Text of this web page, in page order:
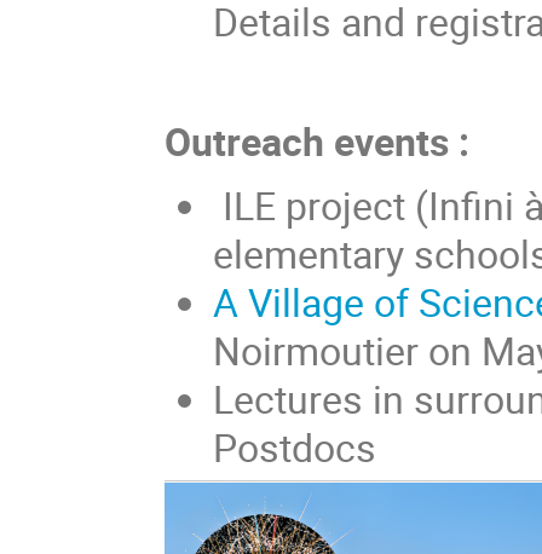
Details and
Outreach events :
ILE project (Infini
elementary
A Village of
Noirmoutier on
Lectures in
Postdocs